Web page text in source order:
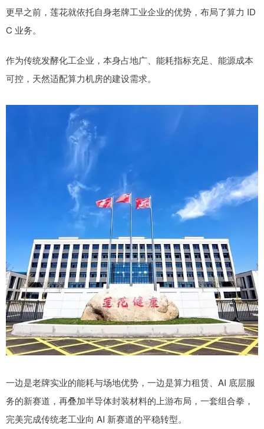
更早之前，莲花就依托自身老牌工业企业的优势，布局了算力 ID
C 业务。
作为传统发酵化工企业，本身占地广、能耗指标充足、能源成本
可控，天然适配算力机房的建设需求。
一边是老牌实业的能耗与场地优势，一边是算力租赁、AI 底层服
务的新赛道，再叠加半导体封装材料的上游布局，一套组合拳，
完美完成传统老工业向 AI 新赛道的平稳转型。